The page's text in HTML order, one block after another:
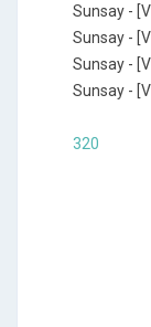
Sunsay -
Sunsay -
Sunsay -
Sunsay -
320